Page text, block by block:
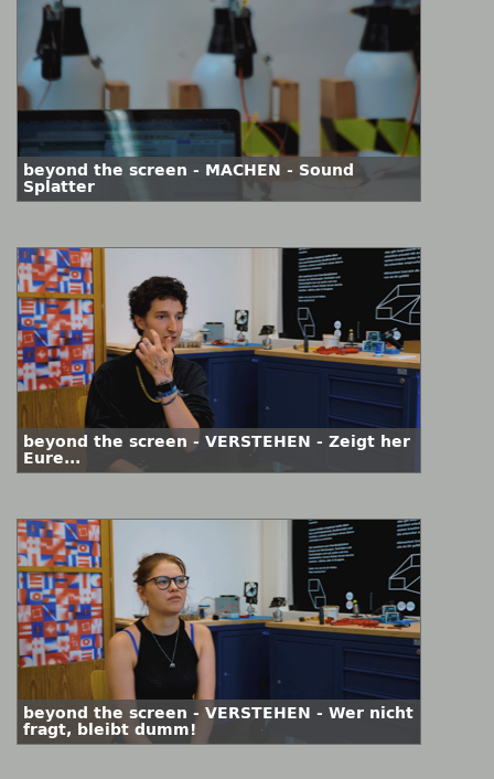
beyond the screen - MACHEN - Sound
Splatter
beyond the screen - VERSTEHEN - Zeigt her
Eure...
beyond the screen - VERSTEHEN - Wer nicht
fragt, bleibt dumm!